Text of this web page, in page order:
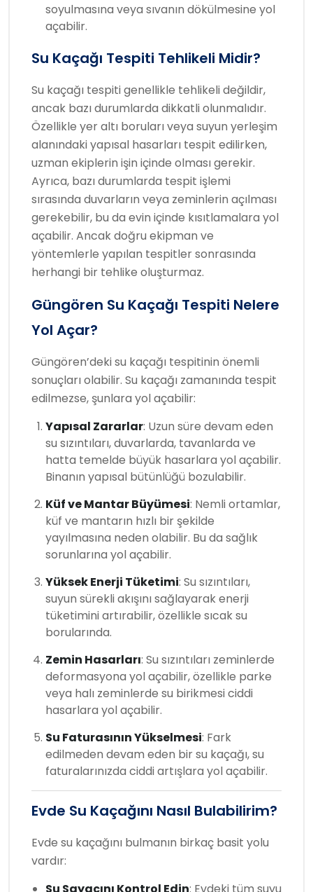
soyulmasına veya sıvanın dökülmesine yol
açabilir.
Su Kaçağı Tespiti Tehlikeli Midir?
Su kaçağı tespiti genellikle tehlikeli değildir,
ancak bazı durumlarda dikkatli olunmalıdır.
Özellikle yer altı boruları veya suyun yerleşim
alanındaki yapısal hasarları tespit edilirken,
uzman ekiplerin işin içinde olması gerekir.
Ayrıca, bazı durumlarda tespit işlemi
sırasında duvarların veya zeminlerin açılması
gerekebilir, bu da evin içinde kısıtlamalara yol
açabilir. Ancak doğru ekipman ve
yöntemlerle yapılan tespitler sonrasında
herhangi bir tehlike oluşturmaz.
Güngören Su Kaçağı Tespiti Nelere
Yol Açar?
Güngören’deki su kaçağı tespitinin önemli
sonuçları olabilir. Su kaçağı zamanında tespit
edilmezse, şunlara yol açabilir:
Yapısal Zararlar: Uzun süre devam eden
su sızıntıları, duvarlarda, tavanlarda ve
hatta temelde büyük hasarlara yol açabilir.
Binanın yapısal bütünlüğü bozulabilir.
Küf ve Mantar Büyümesi: Nemli ortamlar,
küf ve mantarın hızlı bir şekilde
yayılmasına neden olabilir. Bu da sağlık
sorunlarına yol açabilir.
Yüksek Enerji Tüketimi: Su sızıntıları,
suyun sürekli akışını sağlayarak enerji
tüketimini artırabilir, özellikle sıcak su
borularında.
Zemin Hasarları: Su sızıntıları zeminlerde
deformasyona yol açabilir, özellikle parke
veya halı zeminlerde su birikmesi ciddi
hasarlara yol açabilir.
Su Faturasının Yükselmesi: Fark
edilmeden devam eden bir su kaçağı, su
faturalarınızda ciddi artışlara yol açabilir.
Evde Su Kaçağını Nasıl Bulabilirim?
Evde su kaçağını bulmanın birkaç basit yolu
vardır: